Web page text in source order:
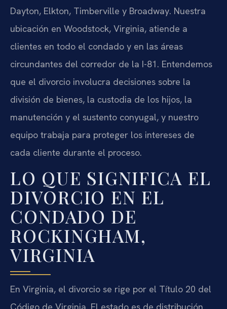
Dayton, Elkton, Timberville y Broadway. Nuestra
ubicación en Woodstock, Virginia, atiende a
clientes en todo el condado y en las áreas
circundantes del corredor de la I-81. Entendemos
que el divorcio involucra decisiones sobre la
división de bienes, la custodia de los hijos, la
manutención y el sustento conyugal, y nuestro
equipo trabaja para proteger los intereses de
cada cliente durante el proceso.
LO QUE SIGNIFICA EL
DIVORCIO EN EL
CONDADO DE
ROCKINGHAM,
VIRGINIA
En Virginia, el divorcio se rige por el Título 20 del